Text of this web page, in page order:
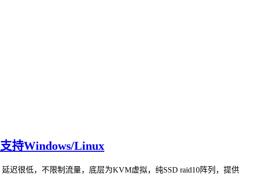
持Windows/Linux
迟很低，不限制流量，底层为KVM虚拟，纯SSD raid10阵列，提供